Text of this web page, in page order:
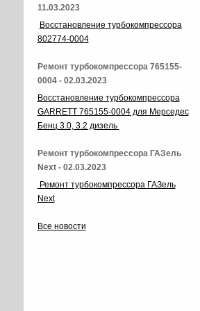
11.03.2023
Восстановление турбокомпрессора
802774-0004
Ремонт турбокомпрессора 765155-
0004 - 02.03.2023
Восстановление турбокомпрессора
GARRETT 765155-0004 для Мерседес
Бенц 3.0, 3.2 дизель
Ремонт турбокомпрессора ГАЗель
Next - 02.03.2023
Ремонт турбокомпрессора ГАЗель
Next
Все новости